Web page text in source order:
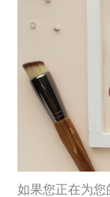
如果您正在为